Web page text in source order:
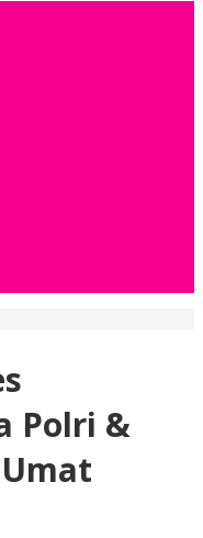
Polri &